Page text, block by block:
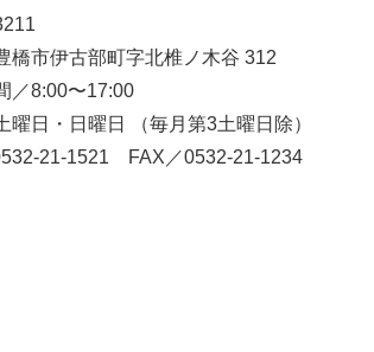
橋市伊古部町字北椎ノ木谷 312
／8:00〜17:00
曜日・日曜日 （毎月第3土曜日除）
21-1521 FAX／0532-21-1234